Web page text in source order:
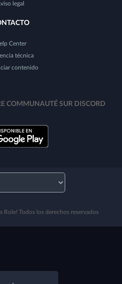
legal
Center
técnica
contenido
COMMUNAUTÉ SUR DISCORD
Role! Todos los derechos reservados